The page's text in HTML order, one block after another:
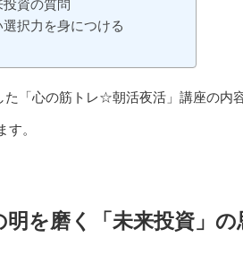
資の質問
択力を身につける
た「心の筋トレ☆朝活夜活」講座の内
す。
明を磨く「未来投資」の